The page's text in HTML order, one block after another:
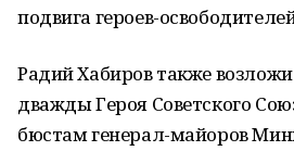
подвига героев-
Радий Хабиров также
дважды Героя Советского
бюстам генерал-майоров